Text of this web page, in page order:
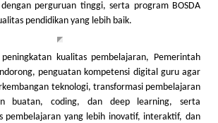
perguruan tinggi, serta program BOSDA
pendidikan yang lebih baik.
kualitas pembelajaran, Pemerintah
penguatan kompetensi digital guru agar
teknologi, transformasi pembelajaran
buatan, coding, dan deep learning, serta
pembelajaran yang lebih inovatif, interaktif, dan